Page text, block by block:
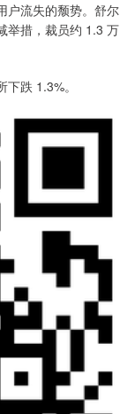
户流失的颓势。舒尔
举措，裁员约 1.3 万
跌 1.3%。